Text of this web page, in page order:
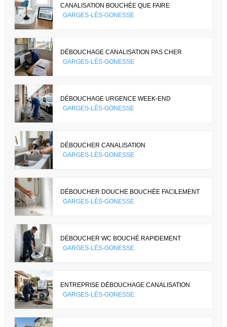
CANALISATION BOUCHÉE QUE FAIRE
GARGES-LÈS-GONESSE
DÉBOUCHAGE CANALISATION PAS CHER
GARGES-LÈS-GONESSE
DÉBOUCHAGE URGENCE WEEK-END
GARGES-LÈS-GONESSE
DÉBOUCHER CANALISATION
GARGES-LÈS-GONESSE
DÉBOUCHER DOUCHE BOUCHÉE FACILEMENT
GARGES-LÈS-GONESSE
DÉBOUCHER WC BOUCHÉ RAPIDEMENT
GARGES-LÈS-GONESSE
ENTREPRISE DÉBOUCHAGE CANALISATION
GARGES-LÈS-GONESSE